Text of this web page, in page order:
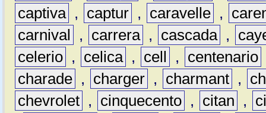
captiva , captur , caravelle ,
carnival
, carrera , cascada ,
celerio , celica , cell , centenario
charade , charger , charmant ,
chevrolet , cinquecento , citan ,